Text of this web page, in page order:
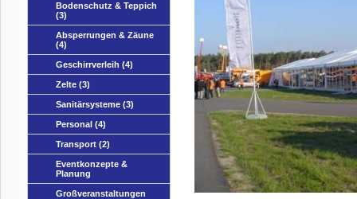
Bodenschutz & Teppich
(3)
Absperrungen & Zäune
(4)
Geschirrverleih (4)
Zelte (3)
Sanitärsysteme (3)
Personal (4)
Transport (2)
Eventkonzepte &
Planung
Großveranstaltungen